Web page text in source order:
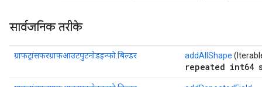
सार्वजनिक तरीके
ग्राफट्रांसफरग्राफआउटपुटनोडइन्फो.बिल्डर addAllShape
repeated int64